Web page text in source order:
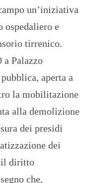
un’iniziativa
ospedaliero e
tirrenico.
a Palazzo
aperta a
la mobilitazione
alla demolizione
dei presidi
dei
il diritto
che,